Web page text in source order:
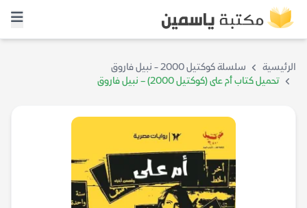
الرئيسية
سلسلة كوكتيل 2000 - نبيل فاروق
تحميل كتاب أم على (كوكتيل 2000) – نبيل فاروق